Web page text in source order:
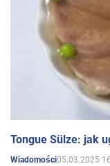
Tongue Sülze: jak
Wiadomości05.03.2025